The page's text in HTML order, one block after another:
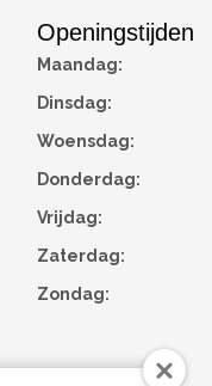
Openingstijden
Maandag:
Dinsdag:
Woensdag:
Donderdag:
Vrijdag:
Zaterdag:
Zondag: